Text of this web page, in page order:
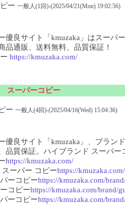
ー 一般人(1回)-(2025/04/21(Mon) 19:02:56)
優良サイト「kmuzaka」はスーパ
品通販、送料無料、品質保証！
https://kmuzaka.com/
スーパーコピー
ー 一般人(4回)-(2025/04/16(Wed) 15:04:36)
優良サイト「kmuzaka」、ブラン
品質保証。ハイブランド スーパ
https://kmuzaka.com/
スーパー コピーhttps://
ーコピーhttps://kmuzaka.com/
コピーhttps://kmuzaka.com/brand/
ーコピーhttps://kmuzaka.com/